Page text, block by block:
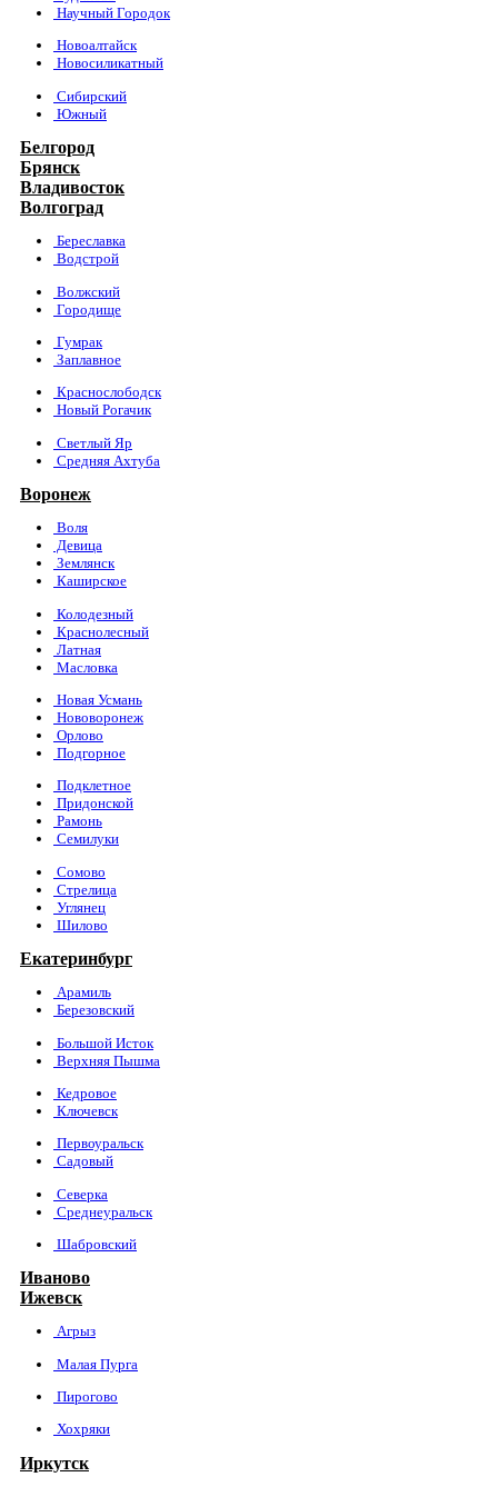
Научный Городок
Новоалтайск
Новосиликатный
Сибирский
Южный
Белгород
Брянск
Владивосток
Волгоград
Береславка
Водстрой
Волжский
Городище
Гумрак
Заплавное
Краснослободск
Новый Рогачик
Светлый Яр
Средняя Ахтуба
Воронеж
Воля
Девица
Землянск
Каширское
Колодезный
Краснолесный
Латная
Масловка
Новая Усмань
Нововоронеж
Орлово
Подгорное
Подклетное
Придонской
Рамонь
Семилуки
Сомово
Стрелица
Углянец
Шилово
Екатеринбург
Арамиль
Березовский
Большой Исток
Верхняя Пышма
Кедровое
Ключевск
Первоуральск
Садовый
Северка
Среднеуральск
Шабровский
Иваново
Ижевск
Агрыз
Малая Пурга
Пирогово
Хохряки
Иркутск